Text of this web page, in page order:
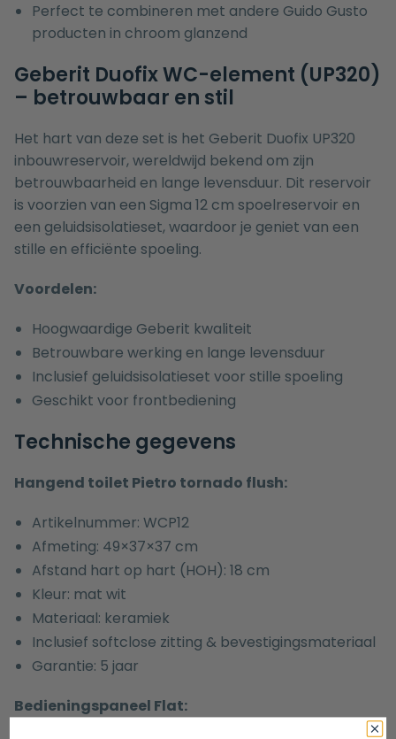
Perfect te combineren met andere Guido Gusto
producten in chroom glanzend
Geberit Duofix WC-element (UP320)
– betrouwbaar en stil
Het hart van deze set is het Geberit Duofix UP320
inbouwreservoir, wereldwijd bekend om zijn
betrouwbaarheid en lange levensduur. Dit reservoir
is voorzien van een Sigma 12 cm spoelreservoir en
een geluidsisolatieset, waardoor je geniet van een
stille en efficiënte spoeling.
Voordelen:
Hoogwaardige Geberit kwaliteit
Betrouwbare werking en lange levensduur
Inclusief geluidsisolatieset voor stille spoeling
Geschikt voor frontbediening
Technische gegevens
Hangend toilet Pietro tornado flush:
Artikelnummer: WCP12
Afmeting: 49×37×37 cm
Afstand hart op hart (HOH): 18 cm
Kleur: mat wit
Materiaal: keramiek
Inclusief softclose zitting & bevestigingsmateriaal
Garantie: 5 jaar
Bedieningspaneel Flat: